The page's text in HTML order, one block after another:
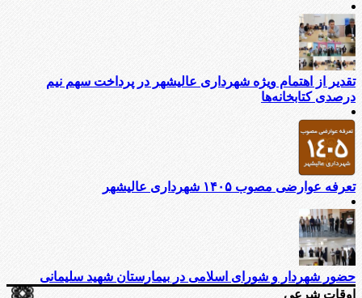
تقدیر از اهتمام ویژه شهرداری عالیشهر در پرداخت سهم نیم
درصدی کتابخانه‌ها
تعرفه عوارضی مصوب ۱۴۰۵ شهرداری عالیشهر
حضور شهردار و شورای اسلامی در بیمارستان شهید سلیمانی
اوقات شرعی